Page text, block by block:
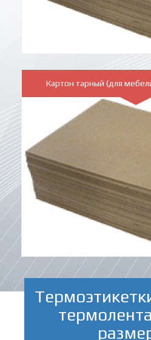
Картон тарный (для